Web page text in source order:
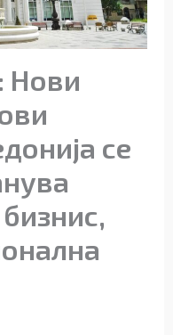
се